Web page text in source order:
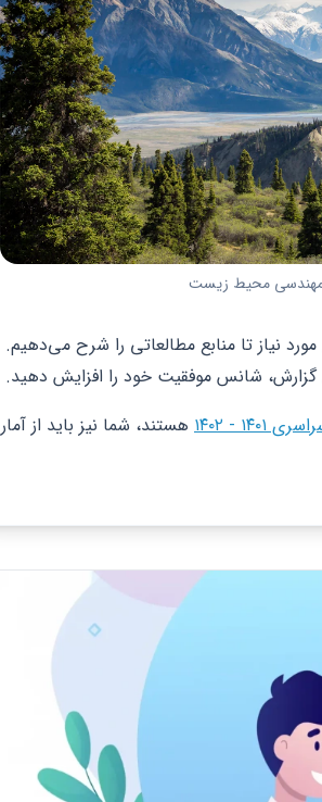
مهندسی محیط زیست
نیاز تا منابع مطالعاتی را شرح می‌دهیم.
شانس موفقیت خود را افزایش دهید.
- ۱۴۰۲
هستند، شما نیز باید از آمار